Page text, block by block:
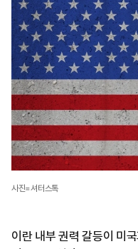
사진=셔터스톡
이란 내부 권력 갈등이 미